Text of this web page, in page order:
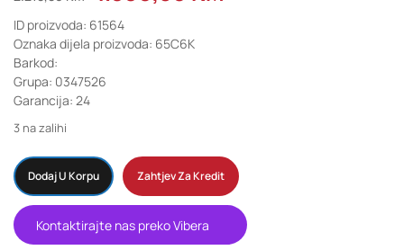
ID proizvoda: 61564
Oznaka dijela proizvoda: 65C6K
Barkod:
Grupa: 0347526
Garancija: 24
3 na zalihi
Dodaj U Korpu Zahtjev Za Kredit
Kontaktirajte nas preko Vibera